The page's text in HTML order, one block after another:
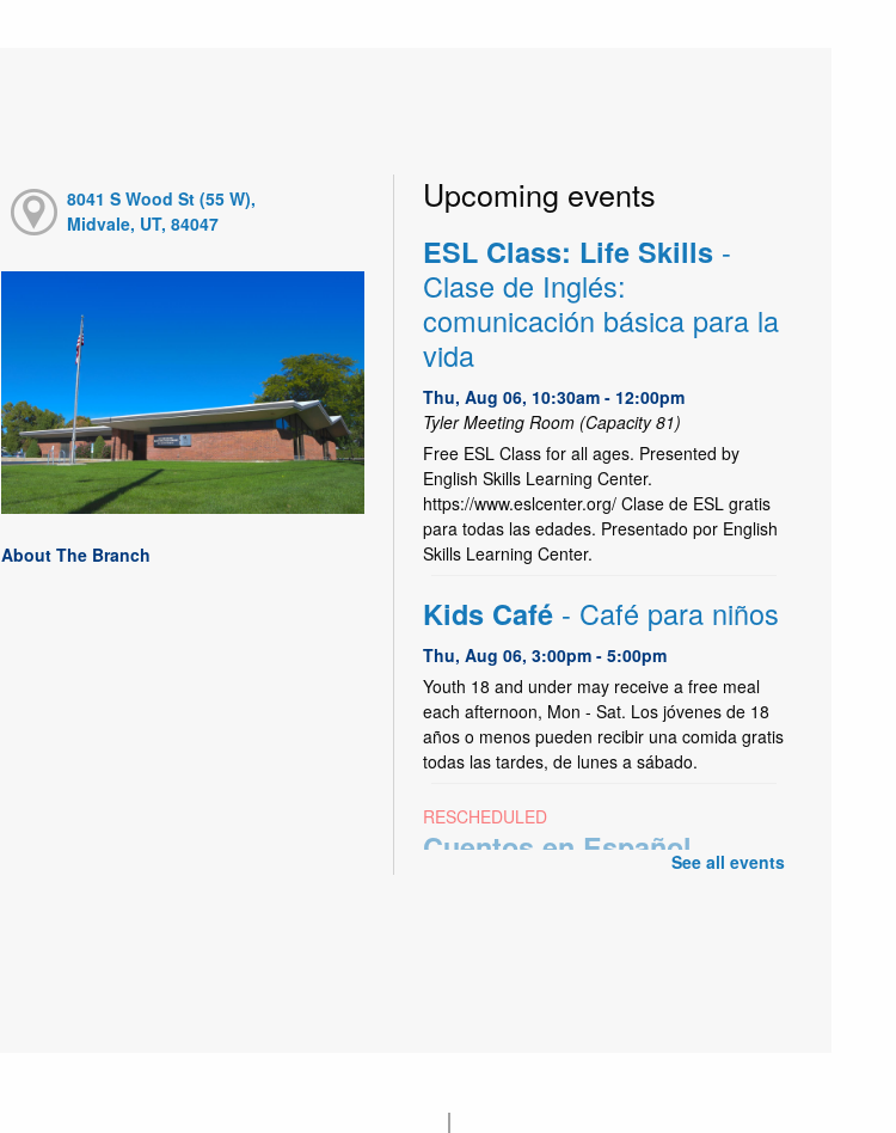
8041 S Wood St (55 W),
Midvale, UT, 84047
About The Branch
Upcoming events
ESL Class: Life Skills -
Clase de Inglés:
comunicación básica para la
vida
Thu, Aug 06, 10:30am - 12:00pm
Tyler Meeting Room (Capacity 81)
Free ESL Class for all ages. Presented by
English Skills Learning Center.
https://www.eslcenter.org/ Clase de ESL gratis
para todas las edades. Presentado por English
Skills Learning Center.
Kids Café - Café para niños
Thu, Aug 06, 3:00pm - 5:00pm
Youth 18 and under may receive a free meal
each afternoon, Mon - Sat. Los jóvenes de 18
años o menos pueden recibir una comida gratis
todas las tardes, de lunes a sábado.
RESCHEDULED
Cuentos en Español
Dungeons and Dragons
See all events